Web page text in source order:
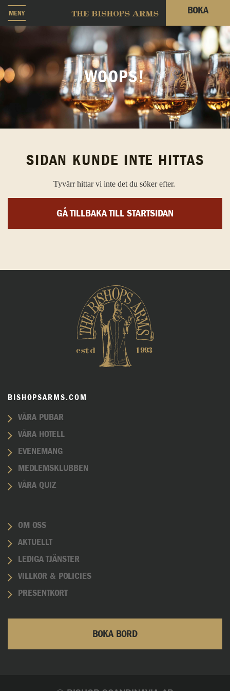
MENY BOKA
WOOPS!
SIDAN KUNDE INTE HITTAS
Tyvärr hittar vi inte det du söker efter.
GÅ TILLBAKA TILL STARTSIDAN
BISHOPSARMS.COM
VÅRA PUBAR
VÅRA HOTELL
EVENEMANG
MEDLEMSKLUBBEN
VÅRA QUIZ
OM OSS
AKTUELLT
LEDIGA TJÄNSTER
VILLKOR & POLICIES
PRESENTKORT
BOKA BORD